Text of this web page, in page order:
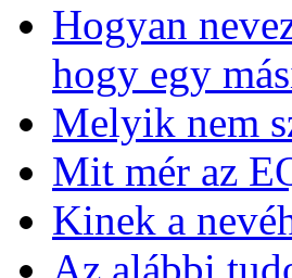
Hogyan
hogy egy
Melyik nem
Mit mér az
Kinek a